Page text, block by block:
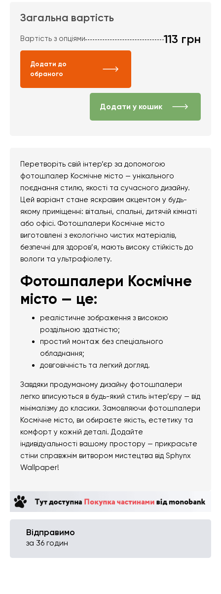
Загальна вартість
Вартість з опціями 113 грн
Додати до
обраного
Додати у кошик
Перетворіть свій інтер’єр за допомогою
фотошпалер Космічне місто — унікального
поєднання стилю, якості та сучасного дизайну.
Цей варіант стане яскравим акцентом у будь-
якому приміщенні: вітальні, спальні, дитячій кімнаті
або офісі. Фотошпалери Космічне місто
виготовлені з екологічно чистих матеріалів,
безпечні для здоров’я, мають високу стійкість до
вологи та ультрафіолету.
Фотошпалери Космічне
місто — це:
реалістичне зображення з високою
роздільною здатністю;
простий монтаж без спеціального
обладнання;
довговічність та легкий догляд.
Завдяки продуманому дизайну фотошпалери
легко вписуються в будь-який стиль інтер’єру — від
мінімалізму до класики. Замовляючи фотошпалери
Космічне місто, ви обираєте якість, естетику та
комфорт у кожній деталі. Додайте
індивідуальності вашому простору — прикрасьте
стіни справжнім витвором мистецтва від Sphynx
Wallpaper!
Відправимо
за 36 годин